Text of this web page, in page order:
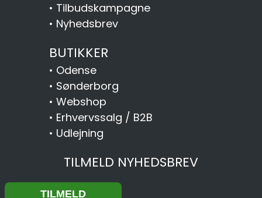
• Tilbudskampagne
• Nyhedsbrev
BUTIKKER
• Odense
• Sønderborg
• Webshop
• Erhvervssalg / B2B
• Udlejning
TILMELD NYHEDSBREV